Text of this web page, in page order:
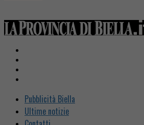
Pubblicità Biella
Ultime notizie